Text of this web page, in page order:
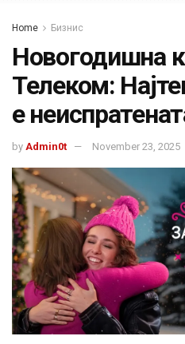
Home Бизнис
Новогодишна
Телеком:
е
by Admin0t November 23, 2025